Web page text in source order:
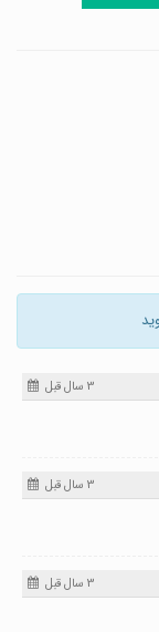
3 سال قبل
3 سال قبل
3 سال قبل